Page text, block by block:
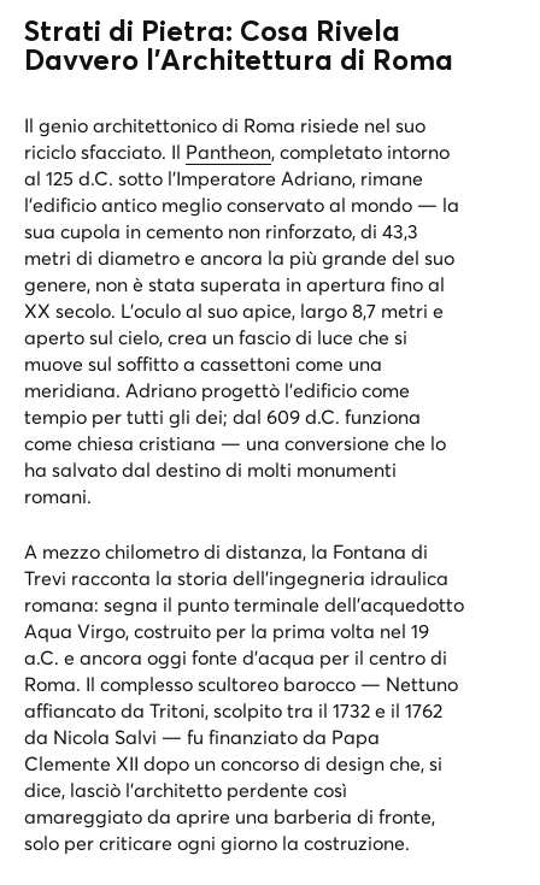
Strati di Pietra: Cosa Rivela
Davvero l’Architettura di Roma
Il genio architettonico di Roma risiede nel suo
riciclo sfacciato. Il Pantheon, completato intorno
al 125 d.C. sotto l’Imperatore Adriano, rimane
l’edificio antico meglio conservato al mondo — la
sua cupola in cemento non rinforzato, di 43,3
metri di diametro e ancora la più grande del suo
genere, non è stata superata in apertura fino al
XX secolo. L’oculo al suo apice, largo 8,7 metri e
aperto sul cielo, crea un fascio di luce che si
muove sul soffitto a cassettoni come una
meridiana. Adriano progettò l’edificio come
tempio per tutti gli dei; dal 609 d.C. funziona
come chiesa cristiana — una conversione che lo
ha salvato dal destino di molti monumenti
romani.
A mezzo chilometro di distanza, la Fontana di
Trevi racconta la storia dell’ingegneria idraulica
romana: segna il punto terminale dell’acquedotto
Aqua Virgo, costruito per la prima volta nel 19
a.C. e ancora oggi fonte d’acqua per il centro di
Roma. Il complesso scultoreo barocco — Nettuno
affiancato da Tritoni, scolpito tra il 1732 e il 1762
da Nicola Salvi — fu finanziato da Papa
Clemente XII dopo un concorso di design che, si
dice, lasciò l’architetto perdente così
amareggiato da aprire una barberia di fronte,
solo per criticare ogni giorno la costruzione.